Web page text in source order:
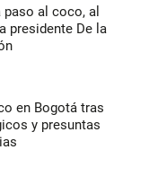
paso al coco, al
presidente De la
en Bogotá tras
y presuntas